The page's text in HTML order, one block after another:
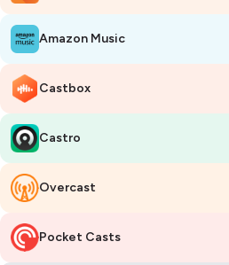
Extent of my power - Whitesand
Godess of fate - Makai Symphony
https://makai-
Nameless Knight - Makai Symphony
https://makai-
Beyond - Whitesand
https://www.youtube.com/channel/
Amazon Music
Castbox
Castro
Overcast
Pocket Casts